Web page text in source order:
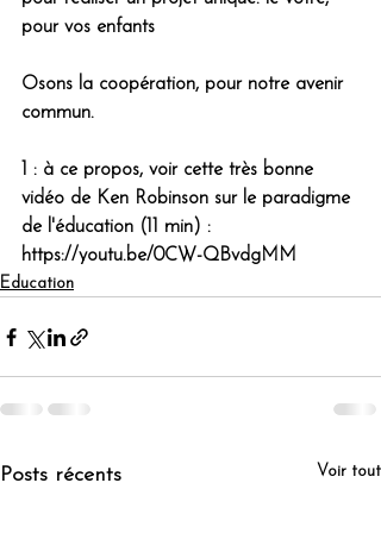
pour vos enfants
Osons la coopération, pour notre avenir
commun.
1 : à ce propos, voir cette très bonne
vidéo de Ken Robinson sur le paradigme
de l'éducation (11 min) :
https://youtu.be/0CW-QBvdgMM
Education
Posts récents Voir tout